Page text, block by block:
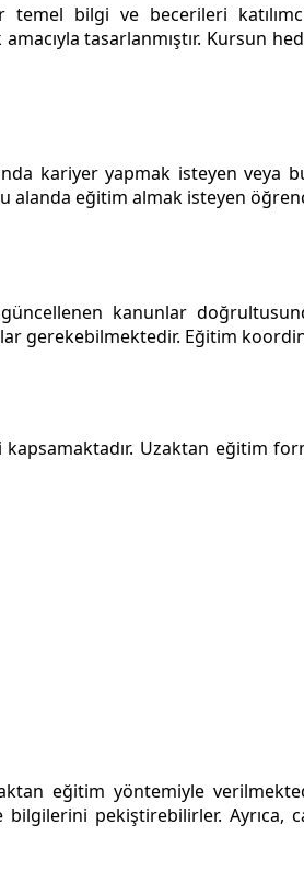
bilgi ve becerileri
tasarlanmıştır. Kursun
kariyer yapmak isteyen
alanda eğitim almak isteyen
güncellenen kanunlar
gerekebilmektedir. Eğitim
Uzaktan eğitim
eğitim yöntemiyle
pekiştirebilirler. Ayrıca,